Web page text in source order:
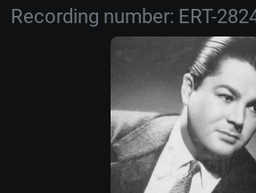
Recording number: ERT-